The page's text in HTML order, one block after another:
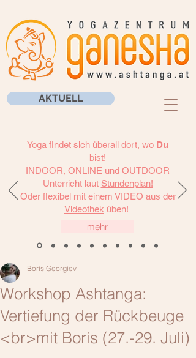
AKTUELL
Yoga findet sich überall dort, wo Du
bist!
INDOOR, ONLINE und OUTDOOR
Unterricht laut Stundenplan!
Oder flexibel mit einem VIDEO aus der
Videothek üben!
mehr
Workshop Ashtanga:
Vertiefung der Rückbeuge
<br>mit Boris (27.-29. Juli)
Boris Georgiev